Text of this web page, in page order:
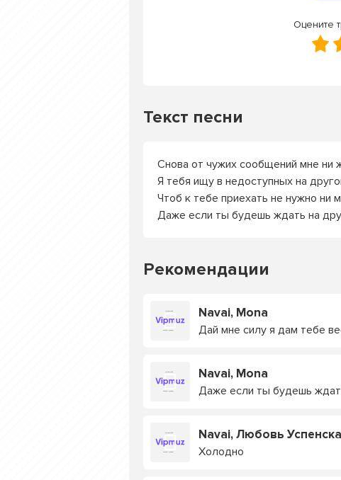
Оцените
Текст песни
Снова от чужих сообщений мне ни
Я тебя ищу в недоступных на
Чтоб к тебе приехать не нужно ни
Даже если ты будешь ждать на
Рекомендации
Navai, Mona
Дай мне силу я дам тебе
Navai, Mona
Даже если ты будешь
Navai, Любовь
Холодно